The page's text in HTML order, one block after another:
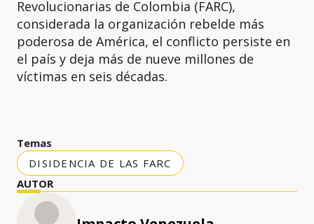
Revolucionarias de Colombia (FARC),
considerada la organización rebelde más
poderosa de América, el conflicto persiste en
el país y deja más de nueve millones de
víctimas en seis décadas.
Temas
DISIDENCIA DE LAS FARC
AUTOR